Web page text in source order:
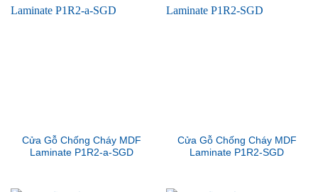
Cửa Gỗ Chống Cháy MDF
Laminate P1R2-a-SGD
Cửa Gỗ Chống Cháy MDF
Laminate P1R2-SGD